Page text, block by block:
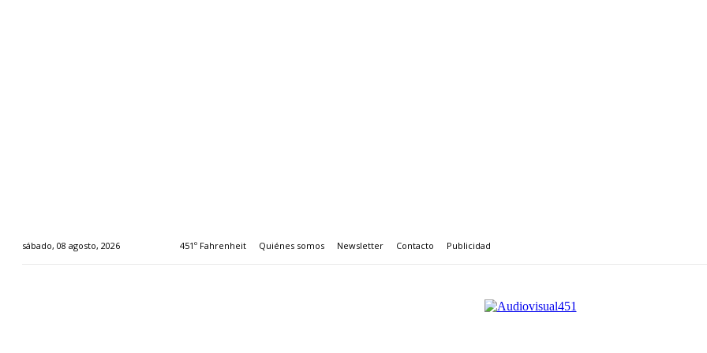
sábado, 08 agosto, 2026 451º Fahrenheit Quiénes somos Newsletter Contacto Publicidad